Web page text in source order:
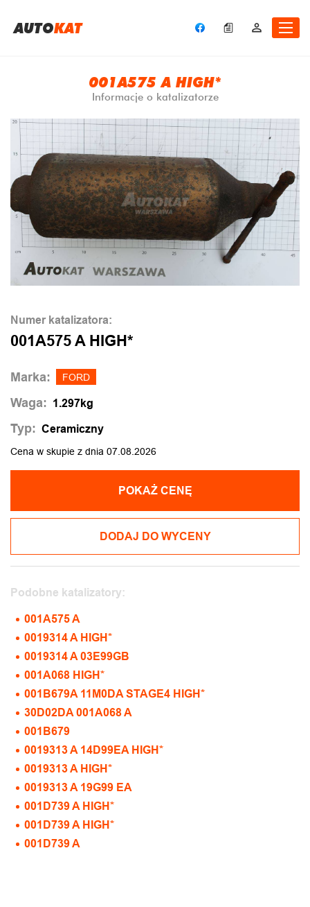
AUTOKAT
001A575 A HIGH*
Informacje o katalizatorze
Numer katalizatora:
001A575 A HIGH*
Marka: FORD
Waga: 1.297kg
Typ: Ceramiczny
Cena w skupie z dnia 07.08.2026
POKAŻ CENĘ
DODAJ DO WYCENY
Podobne katalizatory:
001A575 A
0019314 A HIGH*
0019314 A 03E99GB
001A068 HIGH*
001B679A 11M0DA STAGE4 HIGH*
30D02DA 001A068 A
001B679
0019313 A 14D99EA HIGH*
0019313 A HIGH*
0019313 A 19G99 EA
001D739 A HIGH*
001D739 A HIGH*
001D739 A